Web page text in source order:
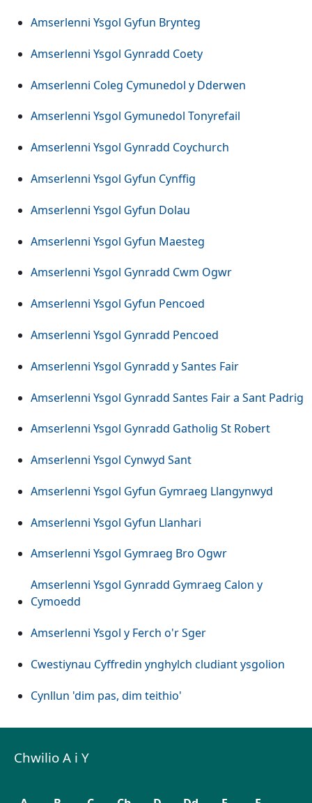
Amserlenni Ysgol Gyfun Brynteg
Amserlenni Ysgol Gynradd Coety
Amserlenni Coleg Cymunedol y Dderwen
Amserlenni Ysgol Gymunedol Tonyrefail
Amserlenni Ysgol Gynradd Coychurch
Amserlenni Ysgol Gyfun Cynffig
Amserlenni Ysgol Gyfun Dolau
Amserlenni Ysgol Gyfun Maesteg
Amserlenni Ysgol Gynradd Cwm Ogwr
Amserlenni Ysgol Gyfun Pencoed
Amserlenni Ysgol Gynradd Pencoed
Amserlenni Ysgol Gynradd y Santes Fair
Amserlenni Ysgol Gynradd Santes Fair a Sant Padrig
Amserlenni Ysgol Gynradd Gatholig St Robert
Amserlenni Ysgol Cynwyd Sant
Amserlenni Ysgol Gyfun Gymraeg Llangynwyd
Amserlenni Ysgol Gyfun Llanhari
Amserlenni Ysgol Gymraeg Bro Ogwr
Amserlenni Ysgol Gynradd Gymraeg Calon y
Cymoedd
Amserlenni Ysgol y Ferch o'r Sger
Cwestiynau Cyffredin ynghylch cludiant ysgolion
Cynllun 'dim pas, dim teithio'
Chwilio A i Y